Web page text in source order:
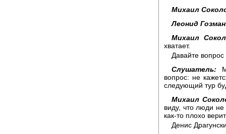
Михаил
Леонид
Михаил
хватает.
Давайте
Слушатель:
вопрос: не
следующий тур
Михаил
виду, что люди
как-то плохо
Денис